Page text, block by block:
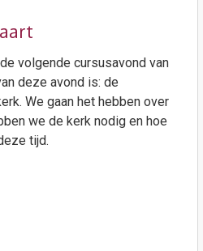
volgende cursusavond van
deze avond is: de
We gaan het hebben over
we de kerk nodig en hoe
tijd.